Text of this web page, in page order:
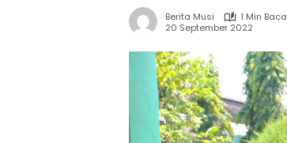
Berita Musi
1 Min Baca
20 September 2022